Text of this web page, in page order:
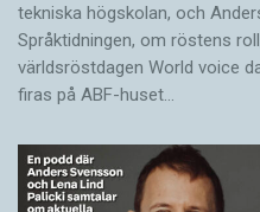
tekniska högskolan, och
Språktidningen, om röstens
världsröstdagen World voice
firas på ABF-huset…